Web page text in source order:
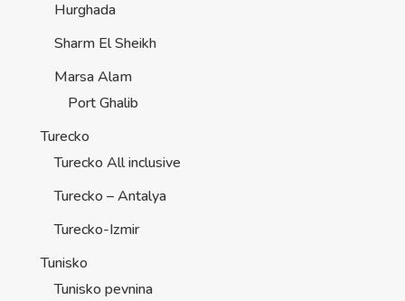
Hurghada
Sharm El Sheikh
Marsa Alam
Port Ghalib
Turecko
Turecko All inclusive
Turecko – Antalya
Turecko-Izmir
Tunisko
Tunisko pevnina